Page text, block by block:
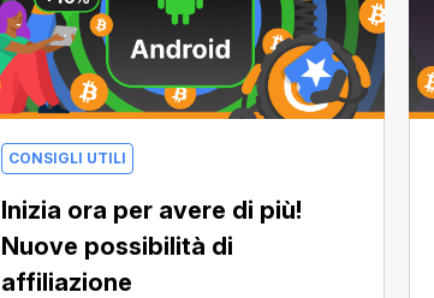
CONSIGLI UTILI
Inizia ora per avere di più!
Nuove possibilità di
affiliazione